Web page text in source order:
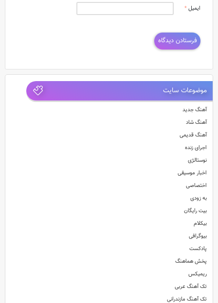
ایمیل*
موضوعات سایت
آهنگ جدید
آهنگ شاد
آهنگ قدیمی
اجرای زنده
نوستالژی
اخبار موسیقی
اختصاصی
به زودی
بیت رایگان
بیکلام
بیوگرافی
پادکست
پخش هماهنگ
ریمیکس
تک آهنگ عربی
تک آهنگ مازندرانی